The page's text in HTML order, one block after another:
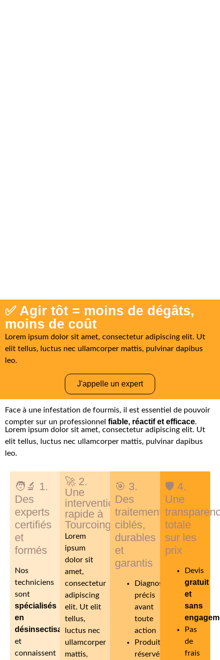
✅ Agir tôt = moins de dégâts,
moins de coût
Lorem ipsum dolor sit amet, consectetur adipiscing elit. Ut
elit tellus, luctus nec ullamcorper mattis, pulvinar dapibus
leo.
J'appelle un expert
Face à une infestation de fourmis, il est essentiel de pouvoir
compter sur un professionnel fiable, réactif et efficace.
Lorem ipsum dolor sit amet, consectetur adipiscing elit. Ut
elit tellus, luctus nec ullamcorper mattis, pulvinar dapibus
leo.
🧑‍🔬 1.
Des
experts
certifiés
et
formés
Nos
techniciens
sont
spécialisés
en
désinsectisation
et
connaissent
🚀 2.
Une
intervention
rapide à
Tourcoing
Lorem
ipsum
dolor sit
amet,
consectetur
adipiscing
elit. Ut elit
tellus,
luctus nec
ullamcorper
mattis,
🎯 3.
Des
traitements
ciblés,
durables
et
garantis
Diagnostic
précis
avant
toute
action
Produits
réservés
🛡️ 4.
Une
totale
sur les
prix
Devis
gratuit
et
sans
Pas
de
frais